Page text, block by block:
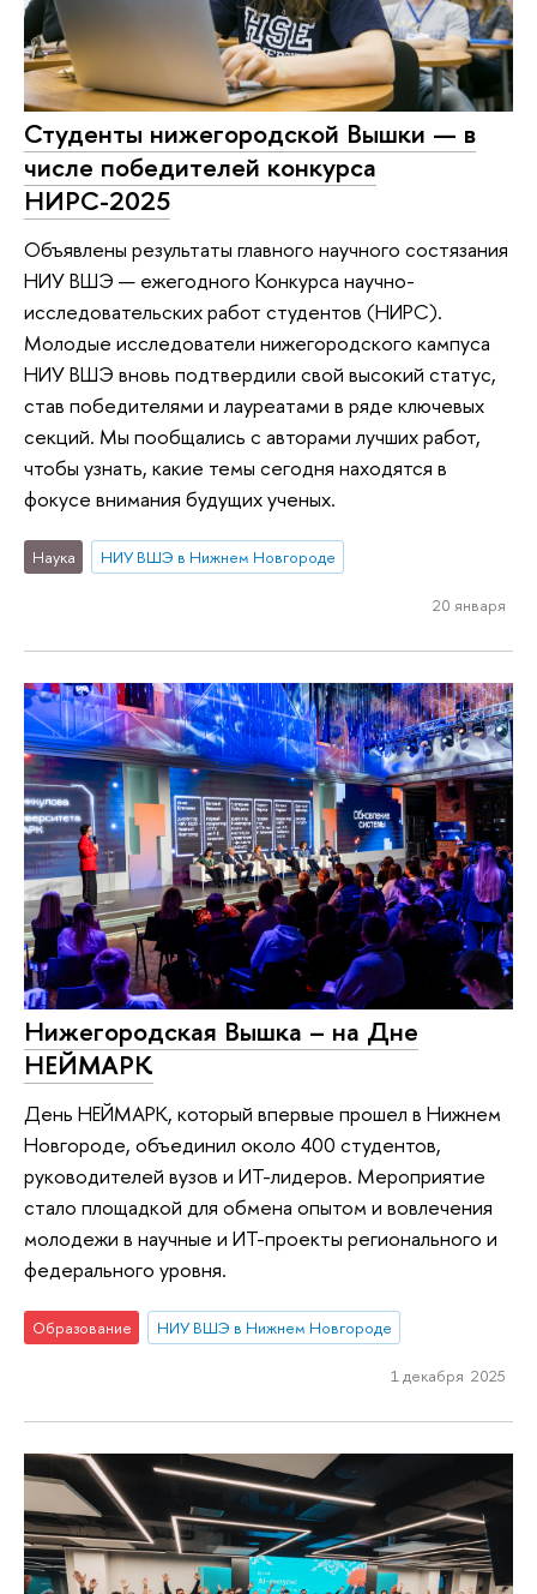
Студенты нижегородской Вышки — в
числе победителей конкурса
НИРС-2025
Объявлены результаты главного научного состязания
НИУ ВШЭ — ежегодного Конкурса научно-
исследовательских работ студентов (НИРС).
Молодые исследователи нижегородского кампуса
НИУ ВШЭ вновь подтвердили свой высокий статус,
став победителями и лауреатами в ряде ключевых
секций. Мы пообщались с авторами лучших работ,
чтобы узнать, какие темы сегодня находятся в
фокусе внимания будущих ученых.
Наука НИУ ВШЭ в Нижнем Новгороде
20 января
Нижегородская Вышка – на Дне
НЕЙМАРК
День НЕЙМАРК, который впервые прошел в Нижнем
Новгороде, объединил около 400 студентов,
руководителей вузов и ИT-лидеров. Мероприятие
стало площадкой для обмена опытом и вовлечения
молодежи в научные и ИТ-проекты регионального и
федерального уровня.
Образование НИУ ВШЭ в Нижнем Новгороде
1 декабря 2025